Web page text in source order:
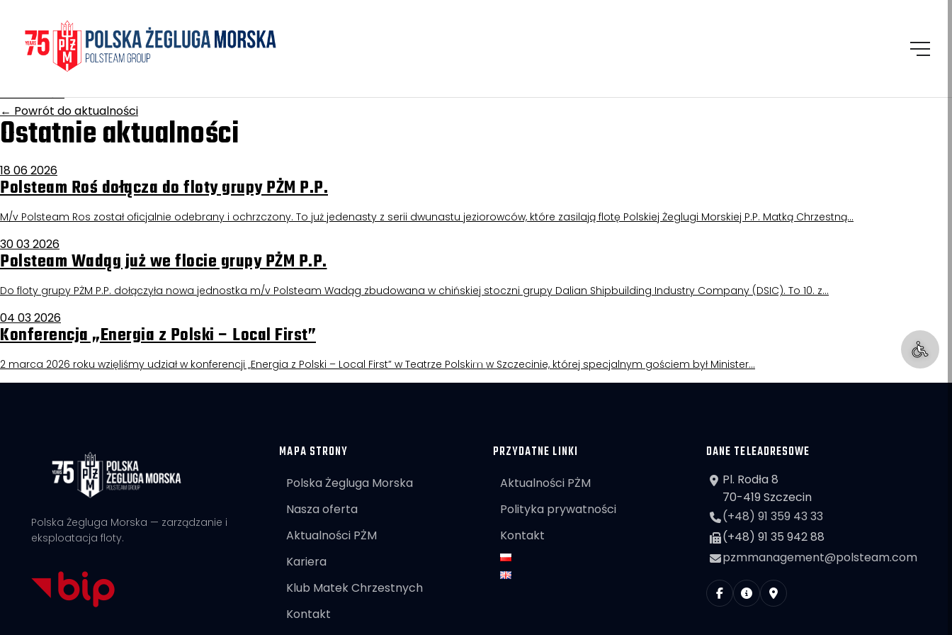
Juno
17 grudnia 2025
Aktualności
← Powrót do aktualności
Ostatnie aktualności
18 06 2026
Polsteam Roś dołącza do floty grupy PŻM P.P.
M/v Polsteam Ros został oficjalnie odebrany i ochrzczony. To już jedenasty z serii dwunastu jeziorowców, które zasilają flotę Polskiej Żeglugi Morskiej P.P. Matką Chrzestną…
30 03 2026
Polsteam Wadąg już we flocie grupy PŻM P.P.
Do floty grupy PŻM P.P. dołączyła nowa jednostka m/v Polsteam Wadąg zbudowana w chińskiej stoczni grupy Dalian Shipbuilding Industry Company (DSIC). To 10. z…
04 03 2026
Konferencja „Energia z Polski – Local First”
2 marca 2026 roku wzięliśmy udział w konferencji „Energia z Polski – Local First” w Teatrze Polskim w Szczecinie, której specjalnym gościem był Minister…
Polska Żegluga Morska — zarządzanie i
eksploatacja floty.
MAPA STRONY
Polska Żegluga Morska
Nasza oferta
Aktualności PŻM
Kariera
Klub Matek Chrzestnych
Kontakt
PRZYDATNE LINKI
Aktualności PŻM
Polityka prywatności
Kontakt
DANE TELEADRESOWE
Pl. Rodła 8
70-419 Szczecin
(+48) 91 359 43 33
(+48) 91 35 942 88
pzmmanagement@polsteam.com